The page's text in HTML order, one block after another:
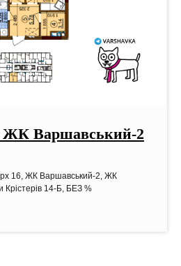
Варшавський-2
16, ЖК Варшавський-2, ЖК
Крістерів 14-Б, БЕЗ %